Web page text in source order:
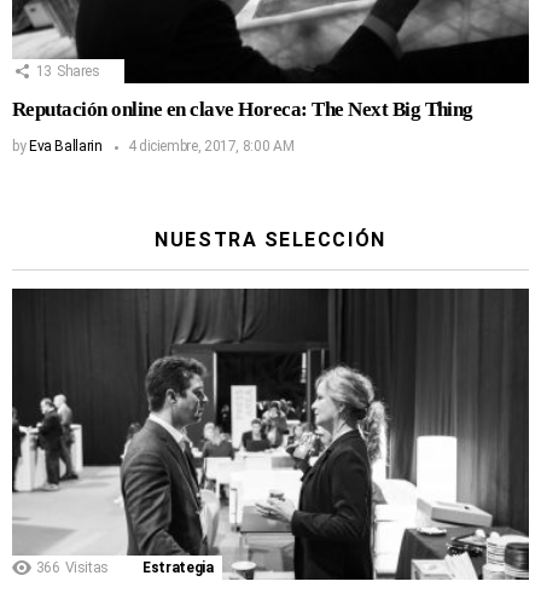
13 Shares
Reputación online en clave Horeca: The Next Big Thing
by Eva Ballarin 4 diciembre, 2017, 8:00 AM
NUESTRA SELECCIÓN
366 Visitas Estrategia